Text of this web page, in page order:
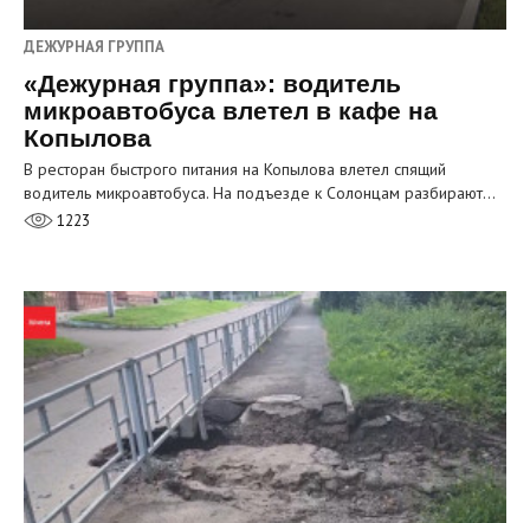
ДЕЖУРНАЯ ГРУППА
«Дежурная группа»: водитель
микроавтобуса влетел в кафе на
Копылова
В ресторан быстрого питания на Копылова влетел спящий
водитель микроавтобуса. На подъезде к Солонцам разбирают…
1223